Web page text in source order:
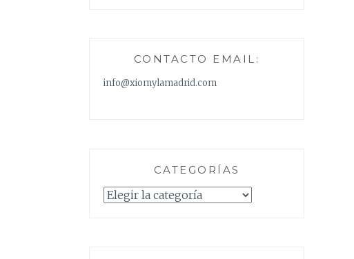
CONTACTO EMAIL:
info@xiomylamadrid.com
CATEGORÍAS
Categorías